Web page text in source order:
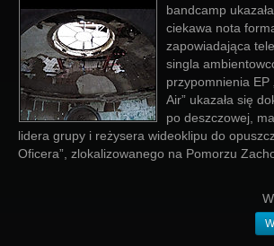
bandcamp
ciekawa nota
zapowiadająca
singla
przypomnienia EP
Air” ukazała się
po deszczowej,
lidera grupy i reżysera wideoklipu do
Oficera”, zlokalizowanego na Pomorzu